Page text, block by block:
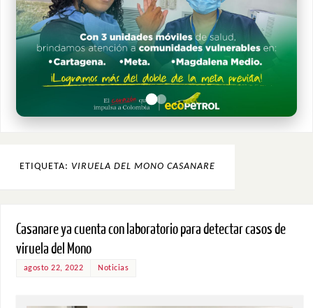
ETIQUETA: VIRUELA DEL MONO CASANARE
Casanare ya cuenta con laboratorio para detectar casos de
viruela del Mono
agosto 22, 2022 Noticias